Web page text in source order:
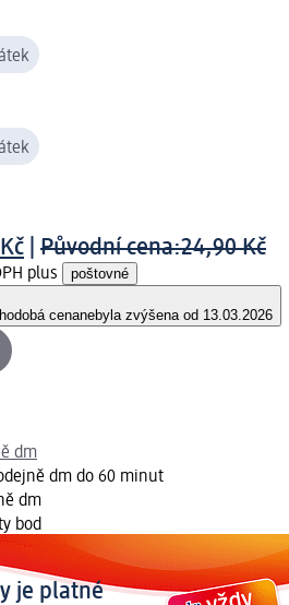
Původní cena:24,90 Kč
plus poštovné
cenanebyla zvýšena od 13.03.2026
dm
dm do 60 minut
dm
bod
je platné